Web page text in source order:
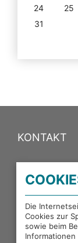
24
25
31
KONTAKT
PORTALE
EXTERNE
Die
Cookies zur
sowie beim